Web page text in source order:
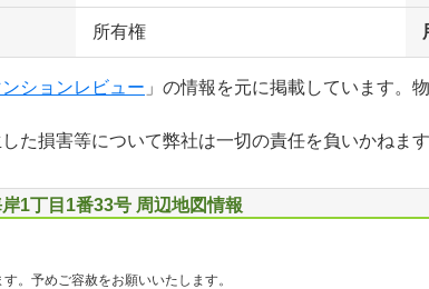
所有権
ションレビュー 」の情報を元に掲載しています。
た損害等について弊社は一切の責任を負いかねま
1丁目1番33号 周辺地図情報
。予めご容赦をお願いいたします。